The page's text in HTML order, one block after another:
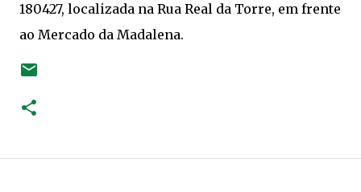
180427, localizada na Rua Real da Torre, em frente
ao Mercado da Madalena.